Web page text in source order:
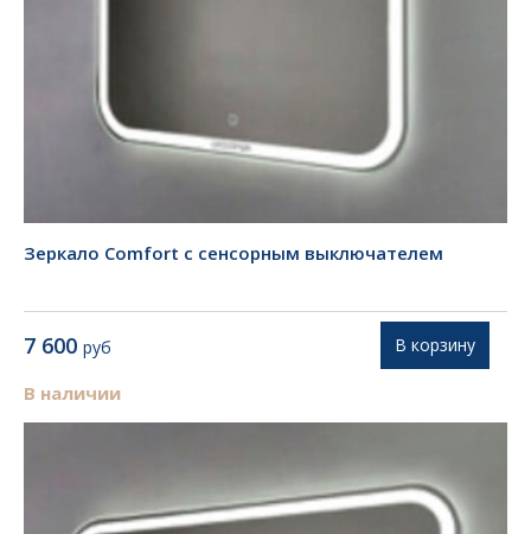
Зеркало Comfort с сенсорным выключателем
7 600 руб
В наличии
В корзину